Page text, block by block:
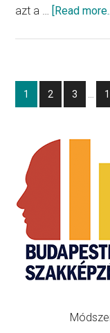
azt a … [Read
Go
to
1
Go
to
2
Go
to
3
Primary
Sidebar